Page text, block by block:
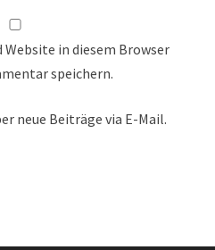
Website in diesem Browser
speichern.
neue Beiträge via E-Mail.